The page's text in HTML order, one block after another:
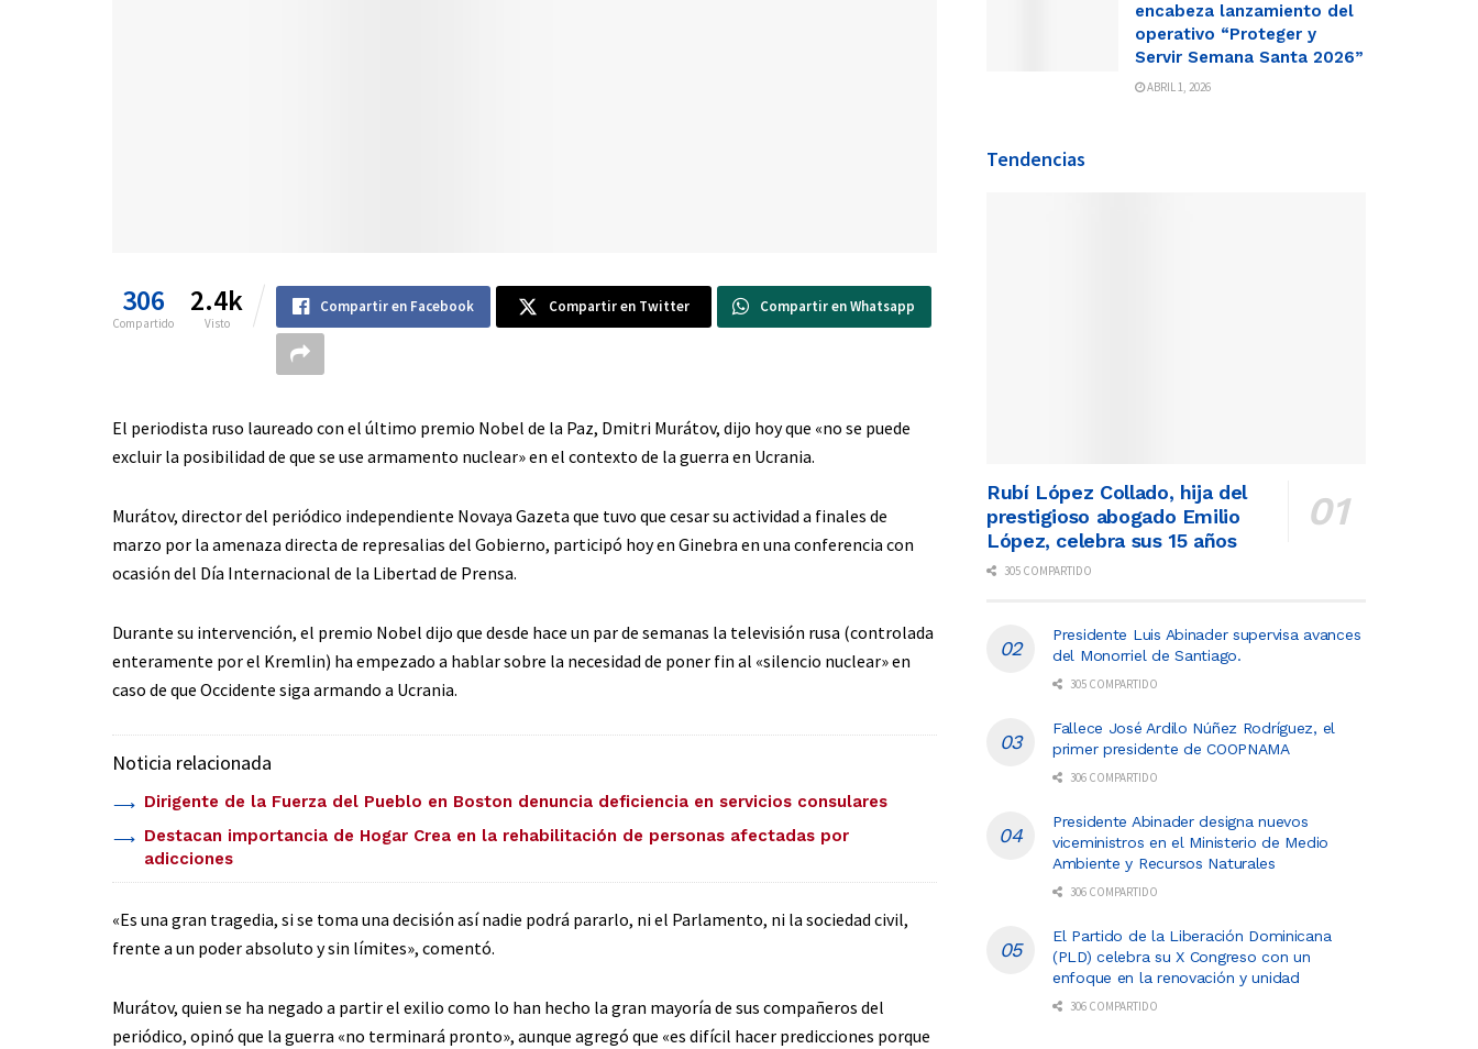
306
Compartido
2.4k
Visto
Compartir en Facebook Compartir en Twitter Compartir en Whatsapp
El periodista ruso laureado con el último premio Nobel de la Paz, Dmitri Murátov, dijo hoy que «no se puede
excluir la posibilidad de que se use armamento nuclear» en el contexto de la guerra en Ucrania.
Murátov, director del periódico independiente Novaya Gazeta que tuvo que cesar su actividad a finales de
marzo por la amenaza directa de represalias del Gobierno, participó hoy en Ginebra en una conferencia con
ocasión del Día Internacional de la Libertad de Prensa.
Durante su intervención, el premio Nobel dijo que desde hace un par de semanas la televisión rusa (controlada
enteramente por el Kremlin) ha empezado a hablar sobre la necesidad de poner fin al «silencio nuclear» en
caso de que Occidente siga armando a Ucrania.
Noticia relacionada
Dirigente de la Fuerza del Pueblo en Boston denuncia deficiencia en servicios consulares
Destacan importancia de Hogar Crea en la rehabilitación de personas afectadas por
adicciones
«Es una gran tragedia, si se toma una decisión así nadie podrá pararlo, ni el Parlamento, ni la sociedad civil,
frente a un poder absoluto y sin límites», comentó.
Murátov, quien se ha negado a partir el exilio como lo han hecho la gran mayoría de sus compañeros del
periódico, opinó que la guerra «no terminará pronto», aunque agregó que «es difícil hacer predicciones porque
encabeza lanzamiento del
operativo “Proteger y
Servir Semana Santa 2026”
ABRIL 1, 2026
Tendencias
Rubí López Collado, hija del
prestigioso abogado Emilio
López, celebra sus 15 años
305 COMPARTIDO
Presidente Luis Abinader supervisa avances
del Monorriel de Santiago.
305 COMPARTIDO
Fallece José Ardilo Núñez Rodríguez, el
primer presidente de COOPNAMA
306 COMPARTIDO
Presidente Abinader designa nuevos
viceministros en el Ministerio de Medio
Ambiente y Recursos Naturales
306 COMPARTIDO
El Partido de la Liberación Dominicana
(PLD) celebra su X Congreso con un
enfoque en la renovación y unidad
306 COMPARTIDO